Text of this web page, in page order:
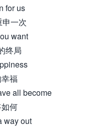
for us
一次
want
终局
福
all become
何
way out